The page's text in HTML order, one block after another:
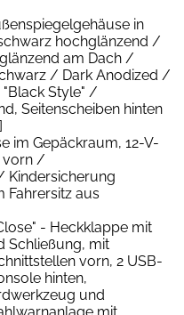
in
hochglänzend /
am Dach /
/ Dark Anodized /
"Black Style" /
Seitenscheiben hinten
im Gepäckraum, 12-V-
vorn /
Kindersicherung
Fahrersitz aus
- Heckklappe mit
Schließung, mit
vorn, 2 USB-
hinten,
und
mit